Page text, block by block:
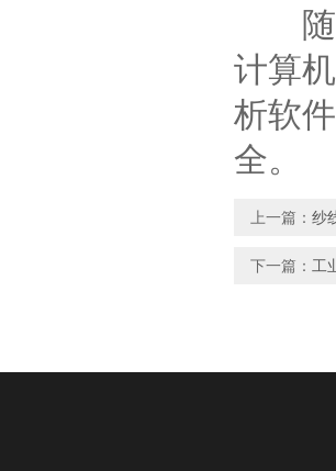
随着
计算
析软
全。
上一篇： 纱
下一篇： 工